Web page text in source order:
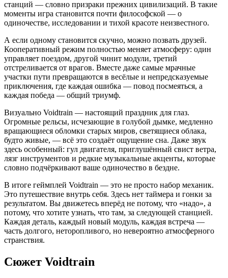
станций — словно призраки прежних цивилизаций. В такие
моменты игра становится почти философской — о
одиночестве, исследовании и тихой красоте неизвестного.
А если одному становится скучно, можно позвать друзей.
Кооперативный режим полностью меняет атмосферу: один
управляет поездом, другой чинит модули, третий
отстреливается от врагов. Вместе даже самые мрачные
участки пути превращаются в весёлые и непредсказуемые
приключения, где каждая ошибка — повод посмеяться, а
каждая победа — общий триумф.
Визуально Voidtrain — настоящий праздник для глаз.
Огромные рельсы, исчезающие в голубой дымке, медленно
вращающиеся обломки старых миров, светящиеся облака,
будто живые, — всё это создаёт ощущение сна. Даже звук
здесь особенный: гул двигателя, приглушённый свист ветра,
лязг инструментов и редкие музыкальные акценты, которые
словно подчёркивают ваше одиночество в бездне.
В итоге геймплей Voidtrain — это не просто набор механик.
Это путешествие внутрь себя. Здесь нет таймера и гонки за
результатом. Вы движетесь вперёд не потому, что «надо», а
потому, что хотите узнать, что там, за следующей станцией.
Каждая деталь, каждый новый модуль, каждая встреча —
часть долгого, неторопливого, но невероятно атмосферного
странствия.
Сюжет Voidtrain